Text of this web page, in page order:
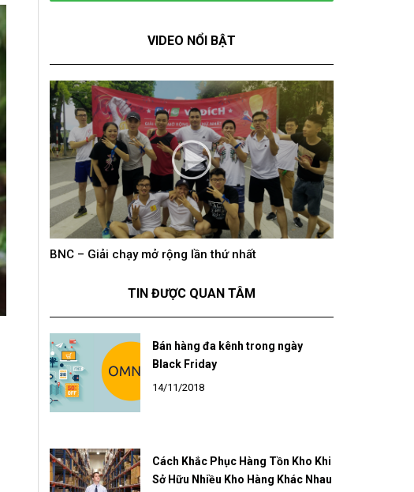
VIDEO NỔI BẬT
Không khí cổ vũ U23 Việt Nam tại BNC Group trên
Bán hàng đa kênh trong ngày
Cách Khắc Phục Hàng Tồn Kho Khi